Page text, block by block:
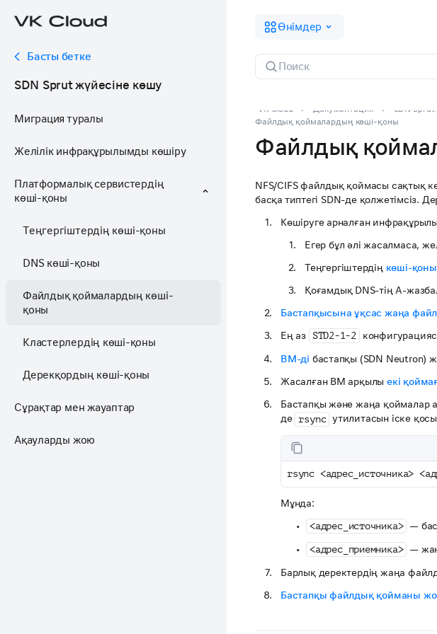
Өнімдер
Басты бетке
SDN Sprut жүйесіне көшу
Миграция туралы
Желілік инфрақұрылымды көшіру
Платформалық сервистердің
көші-қоны
Теңгергіштердің көші-қоны
DNS көші-қоны
Файлдық қоймалардың көші-
қоны
Кластерлердің көші-қоны
Дерекқордың көші-қоны
Сұрақтар мен жауаптар
Ақауларды жою
VK Cloud Документация SDN Sprut
Файлдық қоймалардың көші-қоны
Файлдық
NFS/CIFS файлдық қоймасы сақтық
басқа типтегі SDN-де қолжетімсіз.
Көшіруге арналған
Егер бұл әлі жасалмаса,
Теңгергіштердің көші-
Қоғамдық DNS-тің A-
Бастапқысына ұқсас жаңа
Ең аз
STD2-1-2
ВМ-ді бастапқы (SDN Neutron)
Жасалған ВМ арқылыекі
Бастапқы және жаңа қоймалар
де rsync утилитасын іске
rsync <адрес_источника>
Мұнда:
<адрес_источника> —
<адрес_приемника> —
Барлық деректердің жаңа
Бастапқы файлдық қойманы